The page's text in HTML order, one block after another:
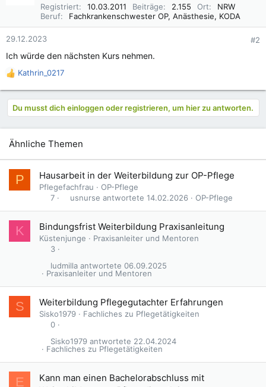
Registriert
10.03.2011 Beiträge 2.155 Ort
NRW
Beruf
Fachkrankenschwester OP, Anästhesie, KODA
29.12.2023 #2
Ich würde den nächsten Kurs nehmen.
R
e
a
i
e
Kathrin_0217
Du musst dich einloggen oder registrieren, um hier zu antworten.
Ähnliche Themen
P Hausarbeit in der Weiterbildung zur OP-Pflege
Pflegefachfrau
OP-Pflege
7
OP-Pflege
14.02.2026
usnurse
K Bindungsfrist Weiterbildung Praxisanleitung
Küstenjunge
Praxisanleiter und Mentoren
3
Praxisanleiter und Mentoren
06.09.2025
ludmilla
S Weiterbildung Pflegegutachter Erfahrungen
Sisko1979
Fachliches zu Pflegetätigkeiten
0
Fachliches zu Pflegetätigkeiten
22.04.2024
Sisko1979
E
Kann man einen Bachelorabschluss mit